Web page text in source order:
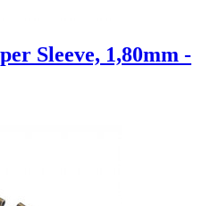
Sleeve, 1,80mm -